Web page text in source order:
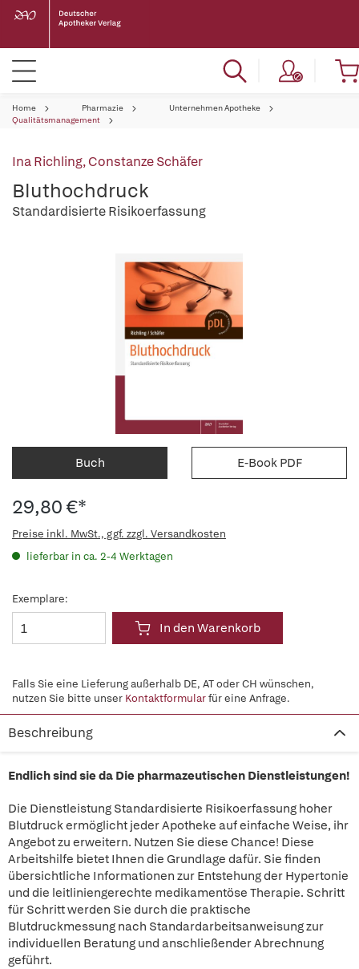
Home Pharmazie
Unternehmen Apotheke
Qualitätsmanagement
Ina Richling,Constanze Schäfer
Bluthochdruck
Standardisierte Risikoerfassung
Buch E-Book PDF
29,80 €*
Preise inkl. MwSt., ggf. zzgl. Versandkosten
lieferbar in ca. 2-4 Werktagen
Exemplare:
In den Warenkorb
Falls Sie eine Lieferung außerhalb DE, AT oder CH wünschen,
nutzen Sie bitte unser Kontaktformularfür eine Anfrage.
Beschreibung
Endlich sind sie da Die pharmazeutischen Dienstleistungen!
Die Dienstleistung Standardisierte Risikoerfassung hoher
Blutdruck ermöglicht jeder Apotheke auf einfache Weise, ihr
Angebot zu erweitern. Nutzen Sie diese Chance! Diese
Arbeitshilfe bietet Ihnen die Grundlage dafür. Sie finden
übersichtliche Informationen zur Entstehung der Hypertonie
und die leitliniengerechte medikamentöse Therapie. Schritt
für Schritt werden Sie durch die praktische
Blutdruckmessung nach Standardarbeitsanweisung zur
individuellen Beratung und anschließender Abrechnung
geführt.